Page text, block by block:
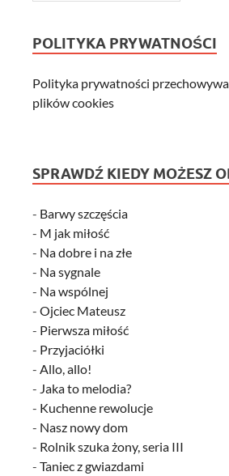
POLITYKA PRYWATNOŚCI
Polityka prywatności
plików cookies
SPRAWDŹ KIEDY MOŻESZ
- Barwy szczęścia
- M jak miłość
- Na dobre i na złe
- Na sygnale
- Na wspólnej
-Ojciec Mateusz
- Pierwsza miłość
- Przyjaciółki
-Allo, allo!
- Jaka to melodia?
- Kuchenne rewolucje
- Nasz nowy dom
- Rolnik szuka żony, seria III
-Taniec z gwiazdami